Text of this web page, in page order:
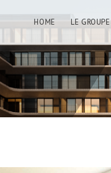
HOME LE GROUPE